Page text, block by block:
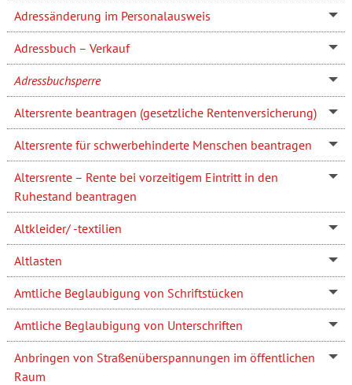
Adressänderung im Personalausweis
Adressbuch – Verkauf
Adressbuchsperre
Altersrente beantragen (gesetzliche Rentenversicherung)
Altersrente für schwerbehinderte Menschen beantragen
Altersrente – Rente bei vorzeitigem Eintritt in den
Ruhestand beantragen
Altkleider/ -textilien
Altlasten
Amtliche Beglaubigung von Schriftstücken
Amtliche Beglaubigung von Unterschriften
Anbringen von Straßenüberspannungen im öffentlichen
Raum